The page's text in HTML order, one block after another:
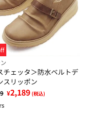
チェッタ＞防水ベルトデ
スリッポン
¥2,189 (税込)